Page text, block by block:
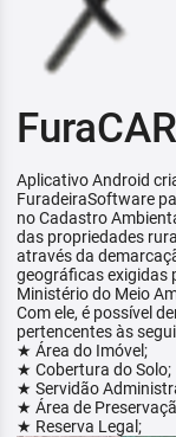
FuraCAR
Aplicativo Android
FuradeiraSoftware
no Cadastro
das propriedades
através da
geográficas exigidas
Ministério do Meio
Com ele, é possível
pertencentes às
★ Área do Imóvel;
★ Cobertura do Solo;
★ Servidão
★ Área de
★ Reserva Legal;